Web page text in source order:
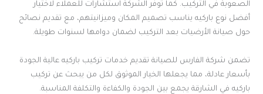
الصعوبة في التركيب. كما توفر الشركة استشارات للعملاء لاختيار
أفضل نوع باركيه يناسب تصميم المكان وميزانيتهم، مع تقديم نصائح
حول صيانة الأرضيات بعد التركيب لضمان دوامها لسنوات طويلة.
تضمن شركة الفارس للصيانة تقديم خدمات تركيب باركيه عالية الجودة
بأسعار عادلة، مما يجعلها الخيار الموثوق لكل من يبحث عن تركيب
باركيه في الشارقة يجمع بين الجودة والكفاءة والتكلفة المناسبة.